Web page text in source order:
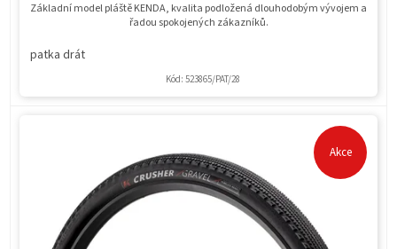
Základní model pláště KENDA, kvalita podložená dlouhodobým vývojem a
řadou spokojených zákazníků.
patka drát
Kód: 523865/PAT/28
Akce